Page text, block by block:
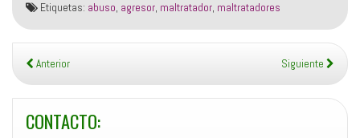
Etiquetas: abuso, agresor, maltratador, maltratadores
Anterior Siguiente
CONTACTO: